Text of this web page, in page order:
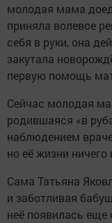
молодая мама
приняла волевое
себя в руки, она
закутала
первую помощь
Сейчас молодая
родившаяся «в
наблюдением
но её жизни ничего
Сама Татьяна
и заботливая
неё появилась